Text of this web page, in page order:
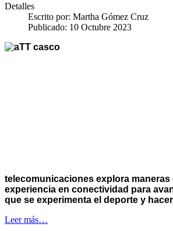
Detalles
Escrito por: Martha Gómez Cruz
Publicado: 10 Octubre 2023
telecomunicaciones explora maneras
experiencia en conectividad para
que se experimenta el deporte y
Leer más…